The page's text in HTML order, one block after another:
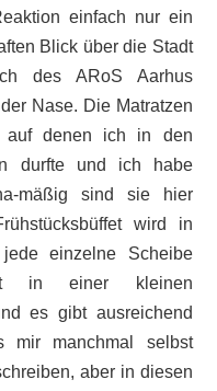
einfach nur ein
Blick über die Stadt
des ARoS Aarhus
Nase. Die Matratzen
auf denen ich in den
durfte und ich habe
mäßig sind sie hier
wird in
einzelne Scheibe
in einer kleinen
es gibt ausreichend
mir manchmal selbst
aber in diesen